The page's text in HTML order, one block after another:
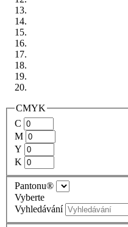
CMYK
C
M
Y
K
Pantonu®
Vyberte
Vyhledávání